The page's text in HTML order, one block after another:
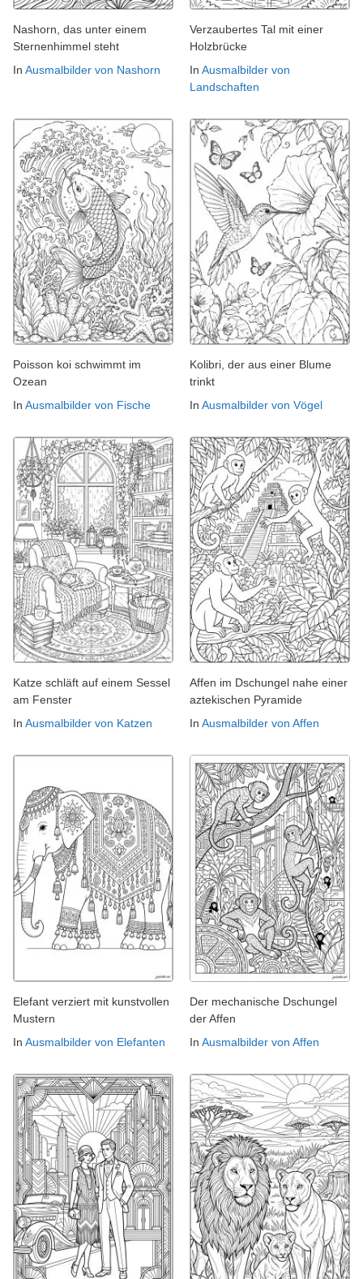
Nashorn, das unter einem
Sternenhimmel steht
In Ausmalbilder von Nashorn
Verzaubertes Tal mit einer
Holzbrücke
In Ausmalbilder von
Landschaften
Poisson koi schwimmt im
Ozean
In Ausmalbilder von Fische
Kolibri, der aus einer Blume
trinkt
In Ausmalbilder von Vögel
Katze schläft auf einem Sessel
am Fenster
In Ausmalbilder von Katzen
Affen im Dschungel nahe einer
aztekischen Pyramide
In Ausmalbilder von Affen
Elefant verziert mit kunstvollen
Mustern
In Ausmalbilder von Elefanten
Der mechanische Dschungel
der Affen
In Ausmalbilder von Affen